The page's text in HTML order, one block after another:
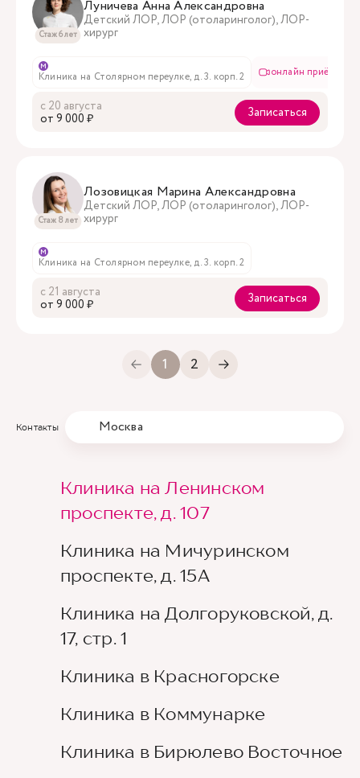
Стаж 6 лет
Луничева Анна Александровна
Детский ЛОР, ЛОР (отоларинголог), ЛОР-
хирург
м
Клиника на Столярном переулке, д. 3. корп. 2
онлайн приём
с 20 августа
oт 9 000 ₽
Записаться
Стаж 8 лет
Лозовицкая Марина Александровна
Детский ЛОР, ЛОР (отоларинголог), ЛОР-
хирург
м
Клиника на Столярном переулке, д. 3. корп. 2
с 21 августа
oт 9 000 ₽
Записаться
1 2
Контакты Москва
Клиника на Ленинском
проспекте, д. 107
Клиника на Мичуринском
проспекте, д. 15А
Клиника на Долгоруковской, д.
17, стр. 1
Клиника в Красногорске
Клиника в Коммунарке
Клиника в Бирюлево Восточное